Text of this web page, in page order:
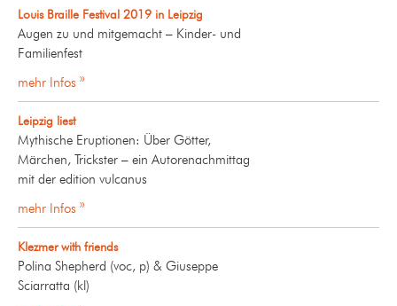
Louis Braille Festival 2019 in Leipzig
Augen zu und mitgemacht – Kinder- und
Familienfest
mehr Infos »
Leipzig liest
Mythische Eruptionen: Über Götter,
Märchen, Trickster – ein Autorenachmittag
mit der edition vulcanus
mehr Infos »
Klezmer with friends
Polina Shepherd (voc, p) & Giuseppe
Sciarratta (kl)